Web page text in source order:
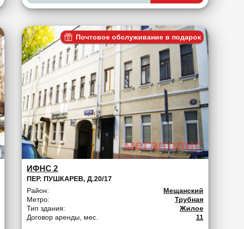
Почтовое обслуживание в подарок
ИФНС 2
ПЕР. ПУШКАРЕВ, Д.20/17
Район:
Мещанский
Метро:
Трубная
Тип здания:
Жилое
Договор аренды, мес.
11